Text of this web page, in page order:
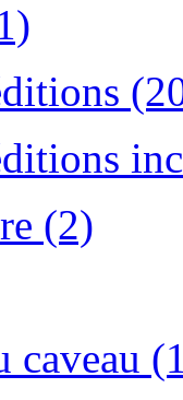
(2)
caveau